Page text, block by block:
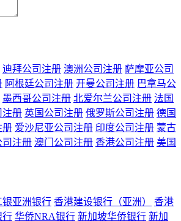
迪拜公司注册 澳洲公司注册 萨摩亚公司
阿根廷公司注册 开曼公司注册 巴拿马公
墨西哥公司注册 北爱尔兰公司注册 法国
注册 英国公司注册 俄罗斯公司注册 德国
册 爱沙尼亚公司注册 印度公司注册 蒙古
司注册 澳门公司注册 香港公司注册 美国
银亚洲银行 香港建设银行（亚洲）
香港
行 华侨NRA银行 新加坡华侨银行 新加